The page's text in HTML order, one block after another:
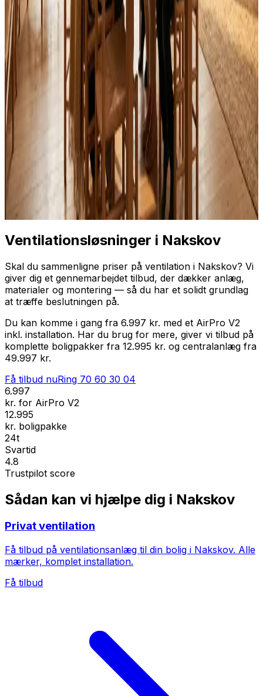
Professionel installation
Få tilbud nu
Ring70 60 30 04
Ventilationsløsninger i Nakskov
Skal du sammenligne priser på ventilation i Nakskov? Vi
giver dig et gennemarbejdet tilbud, der dækker anlæg,
materialer og montering — så du har et solidt grundlag
at træffe beslutningen på.
Du kan komme i gang fra 6.997 kr. med et AirPro V2
inkl. installation. Har du brug for mere, giver vi tilbud på
komplette boligpakker fra 12.995 kr. og centralanlæg fra
49.997 kr.
Få tilbud nuRing 70 60 30 04
6.997
kr. for AirPro V2
12.995
kr. boligpakke
24t
Svartid
4.8
Trustpilot score
Sådan kan vi hjælpe dig i Nakskov
Privat ventilation
Få tilbud på ventilationsanlæg til din bolig i Nakskov. Alle
mærker, komplet installation.
Få tilbud